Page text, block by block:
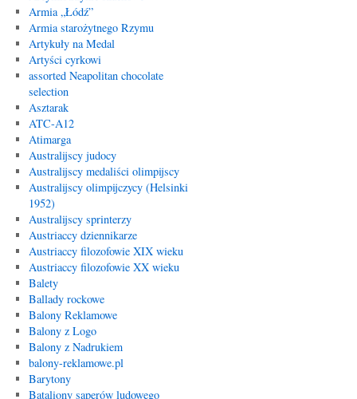
Armia „Łódź”
Armia starożytnego Rzymu
Artykuły na Medal
Artyści cyrkowi
assorted Neapolitan chocolate
selection
Asztarak
ATC-A12
Atimarga
Australijscy judocy
Australijscy medaliści olimpijscy
Australijscy olimpijczycy (Helsinki
1952)
Australijscy sprinterzy
Austriaccy dziennikarze
Austriaccy filozofowie XIX wieku
Austriaccy filozofowie XX wieku
Balety
Ballady rockowe
Balony Reklamowe
Balony z Logo
Balony z Nadrukiem
balony-reklamowe.pl
Barytony
Bataliony saperów ludowego